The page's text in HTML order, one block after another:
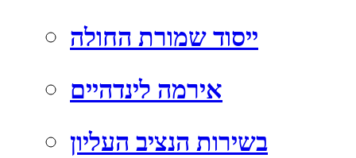
ייסוד שמורת החולה
אירמה לינדהיים
בשירות הנציב העליון